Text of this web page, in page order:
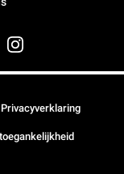
Privacyverklaring